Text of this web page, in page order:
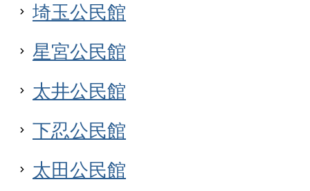
埼玉公民館
星宮公民館
太井公民館
下忍公民館
太田公民館